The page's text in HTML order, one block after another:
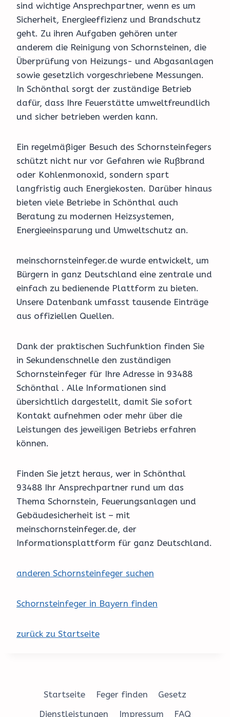
sind wichtige Ansprechpartner, wenn es um
Sicherheit, Energieeffizienz und Brandschutz
geht. Zu ihren Aufgaben gehören unter
anderem die Reinigung von Schornsteinen, die
Überprüfung von Heizungs- und Abgasanlagen
sowie gesetzlich vorgeschriebene Messungen.
In Schönthal sorgt der zuständige Betrieb
dafür, dass Ihre Feuerstätte umweltfreundlich
und sicher betrieben werden kann.
Ein regelmäßiger Besuch des Schornsteinfegers
schützt nicht nur vor Gefahren wie Rußbrand
oder Kohlenmonoxid, sondern spart
langfristig auch Energiekosten. Darüber hinaus
bieten viele Betriebe in Schönthal auch
Beratung zu modernen Heizsystemen,
Energieeinsparung und Umweltschutz an.
meinschornsteinfeger.de wurde entwickelt, um
Bürgern in ganz Deutschland eine zentrale und
einfach zu bedienende Plattform zu bieten.
Unsere Datenbank umfasst tausende Einträge
aus offiziellen Quellen.
Dank der praktischen Suchfunktion finden Sie
in Sekundenschnelle den zuständigen
Schornsteinfeger für Ihre Adresse in 93488
Schönthal . Alle Informationen sind
übersichtlich dargestellt, damit Sie sofort
Kontakt aufnehmen oder mehr über die
Leistungen des jeweiligen Betriebs erfahren
können.
Finden Sie jetzt heraus, wer in Schönthal
93488 Ihr Ansprechpartner rund um das
Thema Schornstein, Feuerungsanlagen und
Gebäudesicherheit ist – mit
meinschornsteinfeger.de, der
Informationsplattform für ganz Deutschland.
anderen Schornsteinfeger suchen
Schornsteinfeger in Bayern finden
zurück zu Startseite
Startseite Feger finden
Gesetz
Dienstleistungen
Impressum FAQ